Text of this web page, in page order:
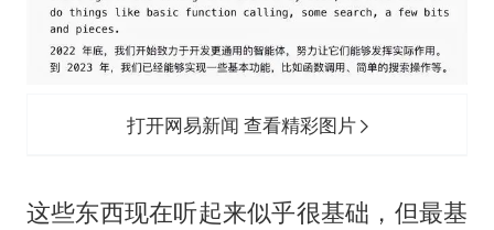
打开网易新闻 查看精彩图片
这些东西现在听起来似乎很基础，但最基